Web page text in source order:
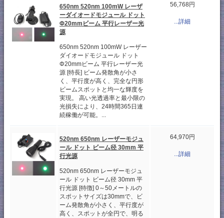
650nm 520nm 100mW レーザ
ーダイオードモジュール ドット
Φ20mmビーム 平行レーザー光
源
650nm 520nm 100mW レーザー
ダイオードモジュール ドット
Φ20mmビーム 平行レーザー光
源 [特長] ビーム発散角が小さ
く、平行度が高く、完全な円形
ビームスポットと均一な輝度を
実現。 高い光透過率と最小限の
光損失により、24時間365日連
続稼働が可能。...
56,768円
...詳細
520nm 650nm レーザーモジュ
ール ドット ビーム径 30mm 平
行光源
520nm 650nm レーザーモジュ
ール ドット ビーム径 30mm 平
行光源 [特徴] 0～50メートルの
スポットサイズは30mmで、ビ
ーム発散角が小さく、平行度が
高く、スポットが全円で、明る
64,970円
...詳細